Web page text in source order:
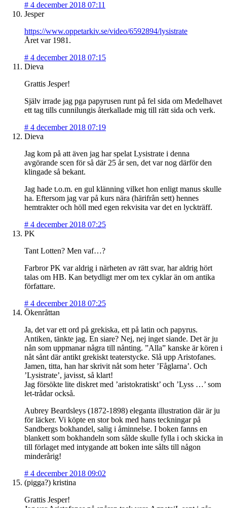
# 4 december 2018 07:11
Jesper
https://www.oppetarkiv.se/video/6592894/lysistrate
Året var 1981.
# 4 december 2018 07:15
Dieva
Grattis Jesper!
Själv irrade jag pga papyrusen runt på fel sida om Medelhavet
ett tag tills cunnilungis återkallade mig till rätt sida och verk.
# 4 december 2018 07:19
Dieva
Jag kom på att även jag har spelat Lysistrate i denna
avgörande scen för så där 25 år sen, det var nog därför den
klingade så bekant.
Jag hade t.o.m. en gul klänning vilket hon enligt manus skulle
ha. Eftersom jag var på kurs nära (härifrån sett) hennes
hemtrakter och höll med egen rekvisita var det en lyckträff.
# 4 december 2018 07:25
PK
Tant Lotten? Men vaf…?
Farbror PK var aldrig i närheten av rätt svar, har aldrig hört
talas om HB. Kan betydligt mer om tex cyklar än om antika
författare.
# 4 december 2018 07:25
Ökenråttan
Ja, det var ett ord på grekiska, ett på latin och papyrus.
Antiken, tänkte jag. En siare? Nej, nej inget siande. Det är ju
nån som uppmanar några till nånting. ”Alla” kanske är kören i
nåt sånt där antikt grekiskt teaterstycke. Slå upp Aristofanes.
Jamen, titta, han har skrivit nåt som heter ’Fåglarna’. Och
’Lysistrate’, javisst, så klart!
Jag försökte lite diskret med ’aristokratiskt’ och ’Lyss …’ som
let-trådar också.
Aubrey Beardsleys (1872-1898) eleganta illustration där är ju
för läcker. Vi köpte en stor bok med hans teckningar på
Sandbergs bokhandel, salig i åminnelse. I boken fanns en
blankett som bokhandeln som sålde skulle fylla i och skicka in
till förlaget med intygande att boken inte sålts till någon
minderårig!
# 4 december 2018 09:02
(pigga?) kristina
Grattis Jesper!